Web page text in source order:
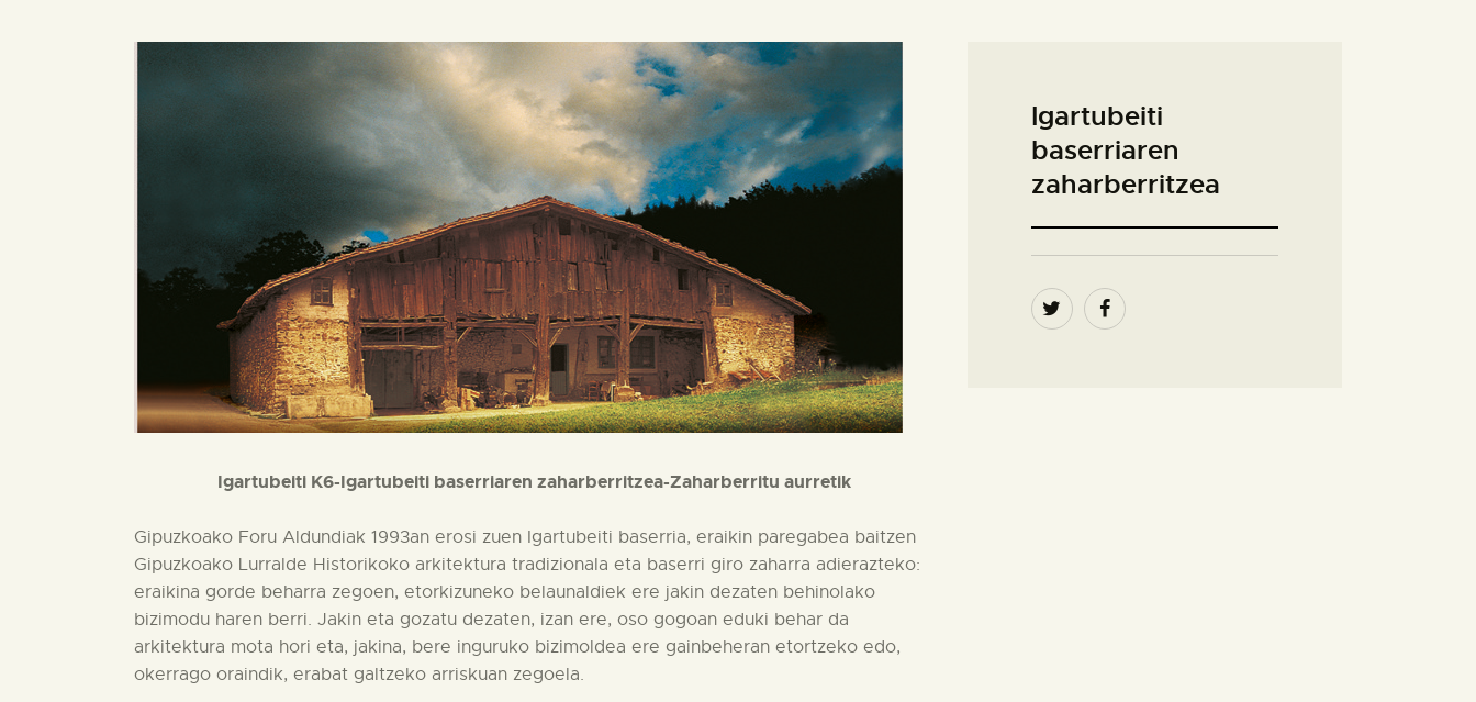
Igartubeiti K6-Igartubeiti baserriaren zaharberritzea-Zaharberritu aurretik
Gipuzkoako Foru Aldundiak 1993an erosi zuen Igartubeiti baserria, eraikin paregabea baitzen
Gipuzkoako Lurralde Historikoko arkitektura tradizionala eta baserri giro zaharra adierazteko:
eraikina gorde beharra zegoen, etorkizuneko belaunaldiek ere jakin dezaten behinolako
bizimodu haren berri. Jakin eta gozatu dezaten, izan ere, oso gogoan eduki behar da
arkitektura mota hori eta, jakina, bere inguruko bizimoldea ere gainbeheran etortzeko edo,
okerrago oraindik, erabat galtzeko arriskuan zegoela.
Igartubeiti
baserriaren
zaharberritzea